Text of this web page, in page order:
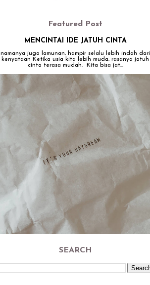
Featured Post
MENCINTAI IDE JATUH CINTA
namanya juga lamunan, hampir selalu lebih indah dari
kenyataan Ketika usia kita lebih muda, rasanya jatuh
cinta terasa mudah. Kita bisa jat...
SEARCH